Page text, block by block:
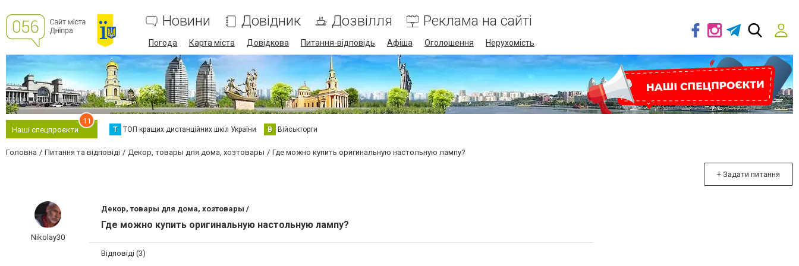
Новини Довідник Дозвілля Реклама на сайті
Погода Карта міста Довідкова Питання-відповідь Афіша Оголошення Нерухомість
Наші спецпроєкти
11
Т ТОП кращих дистанційних шкіл України В Військторги
Головна Питання та відповіді Декор, товары для дома, хозтовары Где можно купить оригинальную настольную лампу?
+ Задати питання
Nikolay30
Декор, товары для дома, хозтовары /
Где можно купить оригинальную настольную лампу?
Відповіді (3)